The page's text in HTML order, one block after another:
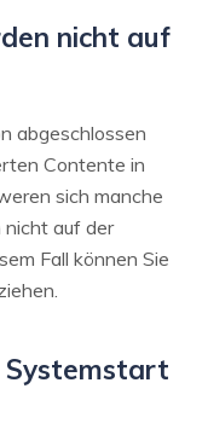
nicht auf
abgeschlossen
Contente in
sich manche
auf der
Fall können Sie
Systemstart